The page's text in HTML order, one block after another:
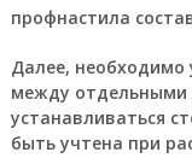
профнастила
Далее, необходимо
между отдельными
устанавливаться
быть учтена при